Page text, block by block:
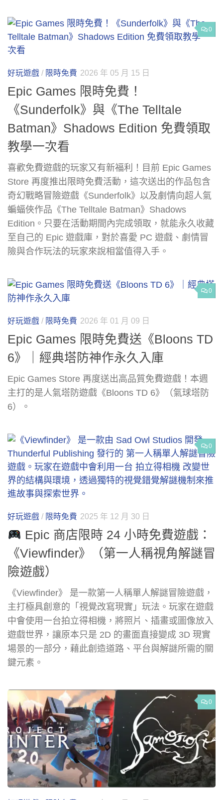
0
好玩遊戲 / 限時免費 2026 年 05 月 15 日
Epic Games 限時免費！
《Sunderfolk》與《The Telltale
Batman》Shadows Edition 免費領取
教學一次看
喜歡免費遊戲的玩家又有新福利！目前 Epic Games
Store 再度推出限時免費活動，這次送出的作品包含
奇幻戰略冒險遊戲《Sunderfolk》以及劇情向超人氣
蝙蝠俠作品《The Telltale Batman》Shadows
Edition。只要在活動期間內完成領取，就能永久收藏
至自己的 Epic 遊戲庫，對於喜愛 PC 遊戲、劇情冒
險與合作玩法的玩家來說相當值得入手。
0
好玩遊戲 / 限時免費 2026 年 01 月 09 日
Epic Games 限時免費送《Bloons TD
6》｜經典塔防神作永久入庫
Epic Games Store 再度送出高品質免費遊戲！本週
主打的是人氣塔防遊戲《Bloons TD 6》（氣球塔防
6）。
0
好玩遊戲 / 限時免費 2025 年 12 月 30 日
Epic 商店限時 24 小時免費遊戲：
《Viewfinder》（第一人稱視角解謎冒
險遊戲）
《Viewfinder》 是一款第一人稱單人解謎冒險遊戲，
主打極具創意的「視覺改寫現實」玩法。玩家在遊戲
中會使用一台拍立得相機，將照片、插畫或圖像放入
遊戲世界，讓原本只是 2D 的畫面直接變成 3D 現實
場景的一部分，藉此創造道路、平台與解謎所需的關
鍵元素。
0